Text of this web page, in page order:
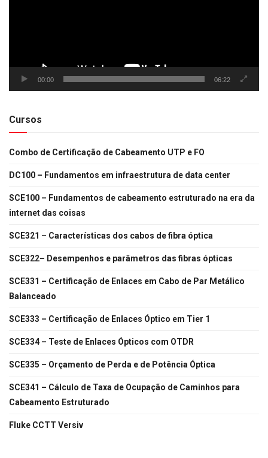
00:00 06:22
Cursos
Combo de Certificação de Cabeamento UTP e FO
DC100 – Fundamentos em infraestrutura de data center
SCE100 – Fundamentos de cabeamento estruturado na era da
internet das coisas
SCE321 – Características dos cabos de fibra óptica
SCE322– Desempenhos e parâmetros das fibras ópticas
SCE331 – Certificação de Enlaces em Cabo de Par Metálico
Balanceado
SCE333 – Certificação de Enlaces Óptico em Tier 1
SCE334 – Teste de Enlaces Ópticos com OTDR
SCE335 – Orçamento de Perda e de Potência Óptica
SCE341 – Cálculo de Taxa de Ocupação de Caminhos para
Cabeamento Estruturado
Fluke CCTT Versiv